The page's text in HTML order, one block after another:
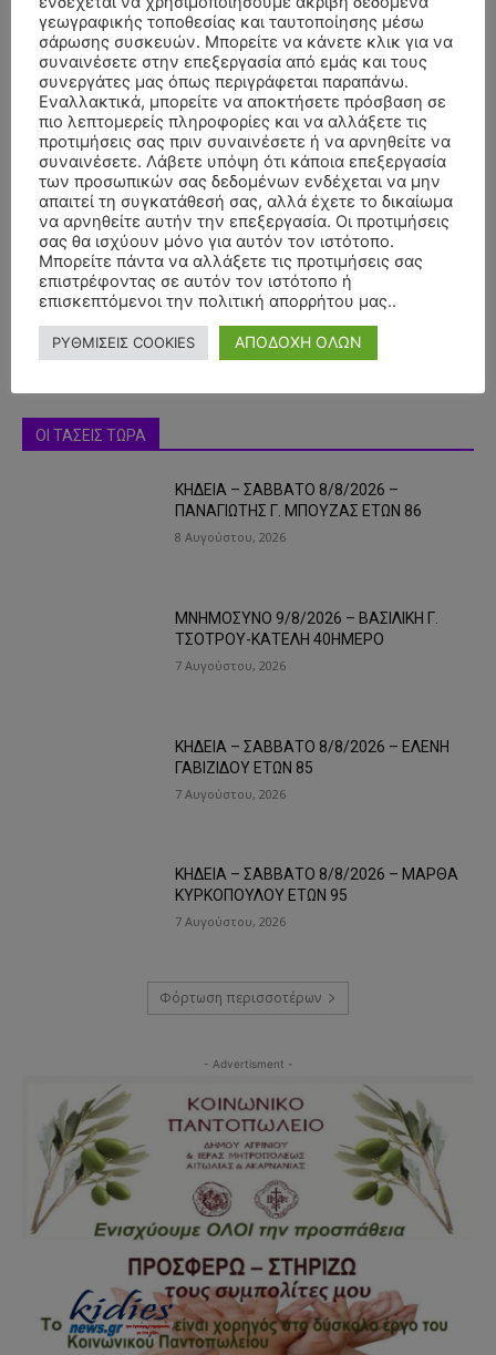
- Advertisment -
ΟΙ ΤΑΣΕΙΣ ΤΩΡΑ
ΚΗΔΕΙΑ – ΣΑΒΒΑΤΟ 8/8/2026 –
ΠΑΝΑΓΙΩΤΗΣ Γ. ΜΠΟΥΖΑΣ ΕΤΩΝ 86
8 Αυγούστου, 2026
ΜΝΗΜΟΣΥΝΟ 9/8/2026 – ΒΑΣΙΛΙΚΗ Γ.
ΤΣΟΤΡΟΥ-ΚΑΤΕΛΗ 40ΗΜΕΡΟ
7 Αυγούστου, 2026
ΚΗΔΕΙΑ – ΣΑΒΒΑΤΟ 8/8/2026 – ΕΛΕΝΗ
ΓΑΒΙΖΙΔΟΥ ΕΤΩΝ 85
7 Αυγούστου, 2026
ΚΗΔΕΙΑ – ΣΑΒΒΑΤΟ 8/8/2026 – ΜΑΡΘΑ
ΚΥΡΚΟΠΟΥΛΟΥ ΕΤΩΝ 95
7 Αυγούστου, 2026
Φόρτωση περισσοτέρων
- Advertisment -
γεωγραφικής τοποθεσίας και ταυτοποίησης μέσω
σάρωσης συσκευών. Μπορείτε να κάνετε κλικ για να
συναινέσετε στην επεξεργασία από εμάς και τους
συνεργάτες μας όπως περιγράφεται παραπάνω.
Εναλλακτικά, μπορείτε να αποκτήσετε πρόσβαση σε
πιο λεπτομερείς πληροφορίες και να αλλάξετε τις
προτιμήσεις σας πριν συναινέσετε ή να αρνηθείτε να
συναινέσετε. Λάβετε υπόψη ότι κάποια επεξεργασία
των προσωπικών σας δεδομένων ενδέχεται να μην
απαιτεί τη συγκατάθεσή σας, αλλά έχετε το δικαίωμα
να αρνηθείτε αυτήν την επεξεργασία. Οι προτιμήσεις
σας θα ισχύουν μόνο για αυτόν τον ιστότοπο.
Μπορείτε πάντα να αλλάξετε τις προτιμήσεις σας
επιστρέφοντας σε αυτόν τον ιστότοπο ή
επισκεπτόμενοι την πολιτική απορρήτου μας..
ΡΥΘΜΙΣΕΙΣ COOKIES ΑΠΟΔΟΧΗ ΟΛΩΝ